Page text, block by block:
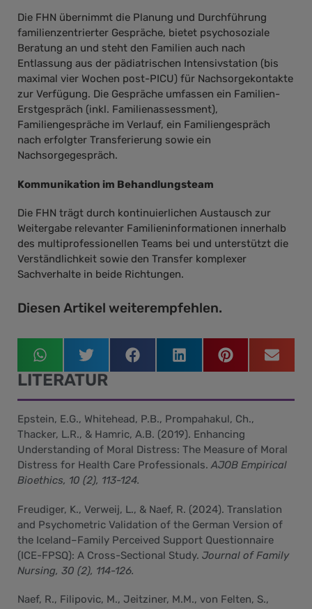
Die FHN übernimmt die Planung und Durchführung
familienzentrierter Gespräche, bietet psychosoziale
Beratung an und steht den Familien auch nach
Entlassung aus der pädiatrischen Intensivstation (bis
maximal vier Wochen post-PICU) für Nachsorgekontakte
zur Verfügung. Die Gespräche umfassen ein Familien-
Erstgespräch (inkl. Familienassessment),
Familiengespräche im Verlauf, ein Familiengespräch
nach erfolgter Transferierung sowie ein
Nachsorgegespräch.
Kommunikation im Behandlungsteam
Die FHN trägt durch kontinuierlichen Austausch zur
Weitergabe relevanter Familieninformationen innerhalb
des multiprofessionellen Teams bei und unterstützt die
Verständlichkeit sowie den Transfer komplexer
Sachverhalte in beide Richtungen.
Diesen Artikel weiterempfehlen.
LITERATUR
Epstein, E.G., Whitehead, P.B., Prompahakul, Ch.,
Thacker, L.R., & Hamric, A.B. (2019). Enhancing
Understanding of Moral Distress: The Measure of Moral
Distress for Health Care Professionals.AJOB Empirical
Bioethics, 10 (2), 113-124.
Freudiger, K., Verweij, L., & Naef, R. (2024). Translation
and Psychometric Validation of the German Version of
the Iceland–Family Perceived Support Questionnaire
(ICE-FPSQ): A Cross-Sectional Study. Journal of Family
Nursing, 30 (2), 114-126.
Naef, R., Filipovic, M., Jeitziner, M.M., von Felten, S.,